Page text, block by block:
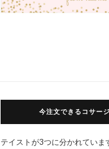
今注文できるコサー
テイストが3つに分かれていま